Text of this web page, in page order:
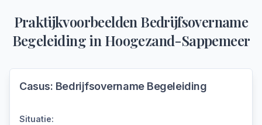
Praktijkvoorbeelden Bedrijfsovername
Begeleidingin Hoogezand-Sappemeer
Casus: Bedrijfsovername Begeleiding
Situatie: